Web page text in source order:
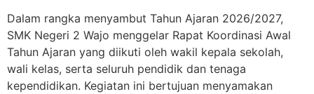
Dalam rangka menyambut Tahun Ajaran 2026/2027,
SMK Negeri 2 Wajo menggelar Rapat Koordinasi Awal
Tahun Ajaran yang diikuti oleh wakil kepala sekolah,
wali kelas, serta seluruh pendidik dan tenaga
kependidikan. Kegiatan ini bertujuan menyamakan